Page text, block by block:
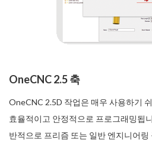
OneCNC 2.5 축
OneCNC 2.5D 작업은 매우 사용하기
효율적이고 안정적으로 프로그래밍됩
반적으로 프리즘 또는 일반 엔지니어